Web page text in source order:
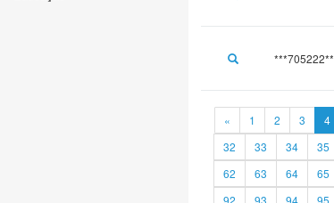
***705222**
« 1 2 3 4
32
33 34 35
62
63 64 65
92
93 94 95